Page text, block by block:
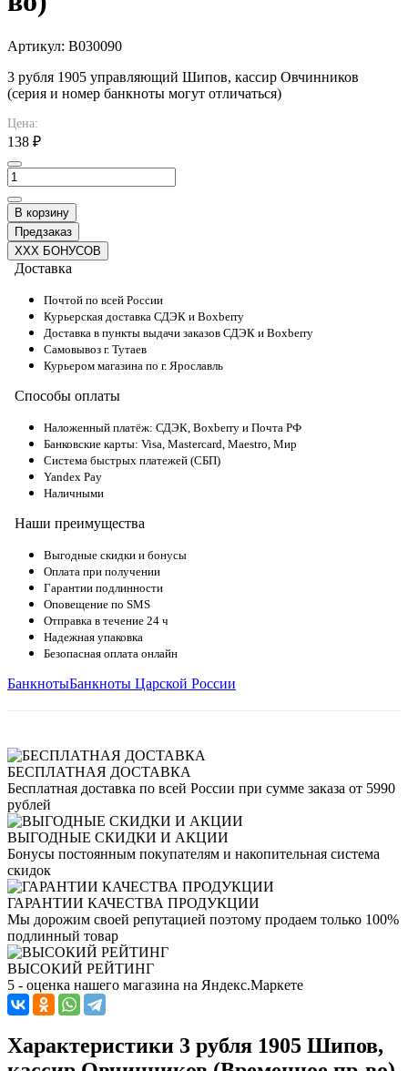
Артикул: B030090
3 рубля 1905 управляющий Шипов, кассир Овчинников
(серия и номер банкноты могут отличаться)
Цена:
138 ₽
В корзину
Предзаказ
XXX БОНУСОВ
Доставка
Почтой по всей России
Курьерская доставка СДЭК и Boxberry
Доставка в пункты выдачи заказов СДЭК и Boxberry
Самовывоз г. Тутаев
Курьером магазина по г. Ярославль
Способы оплаты
Наложенный платёж: СДЭК, Boxberry и Почта РФ
Банковские карты: Visa, Mastercard, Maestro, Мир
Система быстрых платежей (СБП)
Yandex Pay
Наличными
Наши преимущества
Выгодные скидки и бонусы
Оплата при получении
Гарантии подлинности
Оповещение по SMS
Отправка в течение 24 ч
Надежная упаковка
Безопасная оплата онлайн
БанкнотыБанкноты Царской России
БЕСПЛАТНАЯ ДОСТАВКА
Бесплатная доставка по всей России при сумме заказа от 5990
рублей
ВЫГОДНЫЕ СКИДКИ И АКЦИИ
Бонусы постоянным покупателям и накопительная система
скидок
ГАРАНТИИ КАЧЕСТВА ПРОДУКЦИИ
Мы дорожим своей репутацией поэтому продаем только 100%
подлинный товар
ВЫСОКИЙ РЕЙТИНГ
5 - оценка нашего магазина на Яндекс.Маркете
Характеристики 3 рубля 1905 Шипов,